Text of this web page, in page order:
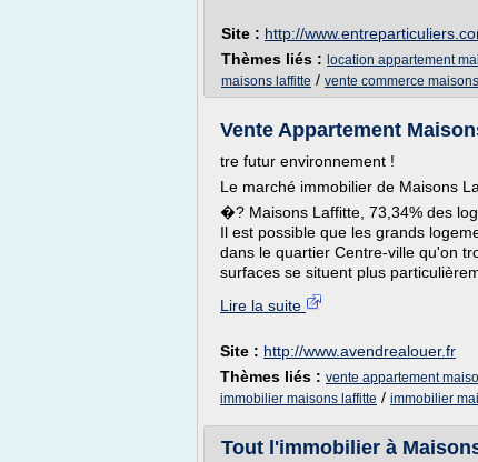
Site : http://
Thèmes liés : location appartement
maisons laffitte / vente commerce
Vente Appartement
tre futur environnement !
Le marché immobilier de Maisons
�? Maisons Laffitte, 73,34% des
Il est possible que les grands
dans le quartier Centre-ville qu'on
surfaces se situent plus
Lire la suite
Site : http://www.avendrealouer.fr
Thèmes liés : vente appartement
immobilier maisons laffitte / immobilier
Tout l'immobilier à